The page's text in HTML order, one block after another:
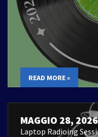
READ MORE »
MAGGIO 28, 2026
Laptop Radioing